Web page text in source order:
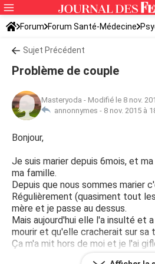
Forum Forum Santé-Médecine
Sujet Précédent
Problème de couple
Masteryoda - Modifié le 8 nov.
annonnymes - 8 nov. 2015 à
Bonjour,
Je suis marier depuis 6mois, et
ma famille.
Depuis que nous sommes marier
Régulièrement (quasiment tout
mère et je passe au dessus.
Mais aujourd'hui elle l'a insulté et
mourir et qu'elle cracherait sur sa
Ça m'a mit hors de moi et je l'ai